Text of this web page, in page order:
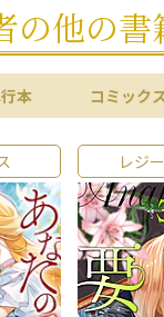
の他の書
本 コミックス
レジ